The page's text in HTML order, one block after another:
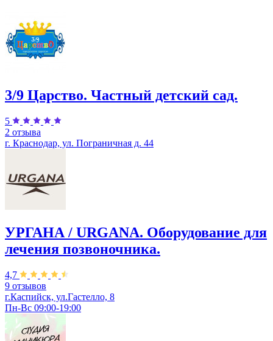
3/9 Царство. Частный детский сад.
5
2 отзыва
г. Краснодар, ул. Пограничная д. 44
УРГАНА / URGANA. Оборудование для
лечения позвоночника.
4,7
9 отзывов
г.Каспийск, ул.Гастелло, 8
Пн-Вс 09:00-19:00